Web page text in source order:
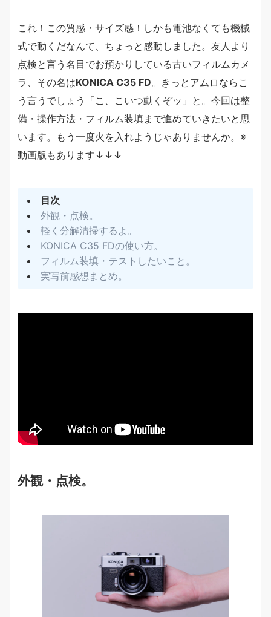
これ！この質感・サイズ感！しかも電池なくても機械
式で動くだなんて、ちょっと感動しました。友人より
点検と言う名目でお預かりしている古いフィルムカメ
ラ、その名はKONICA C35 FD。きっとアムロならこ
う言うでしょう「こ、こいつ動くぞッ」と。今回は整
備・操作方法・フィルム装填まで進めていきたいと思
います。もう一度火を入れようじゃありませんか。※
動画版もあります↓↓↓
目次
外観・点検。
軽く分解清掃するよ。
KONICA C35 FDの使い方。
フィルム装填・テストしたいこと。
実写前感想まとめ。
外観・点検。